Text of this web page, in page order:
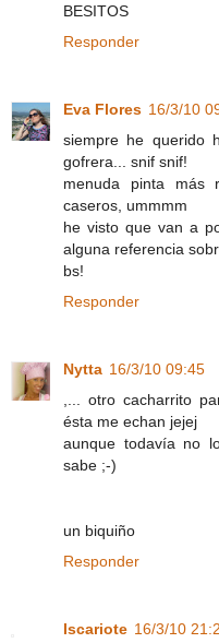
BESITOS
Responder
Eva Flores 16/3/10
siempre he querido
gofrera... snif snif!
menuda pinta más
caseros, ummmm
he visto que van a
alguna referencia
bs!
Responder
Nytta 16/3/10 09:45
,... otro cacharrito
ésta me echan jejej
aunque todavía no
sabe ;-)
un biquiño
Responder
Iscariote 16/3/10